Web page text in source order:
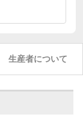
生産者について